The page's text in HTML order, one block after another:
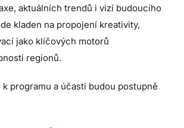
aktuálních trendů i vizí budoucího
kladen na propojení kreativity,
jako klíčových motorů
regionů.
programu a účasti budou postupně